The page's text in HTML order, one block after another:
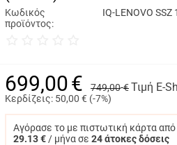
Κωδικός
προϊόντος:
IQ-LENOVO SSZ
699,00€ 749,00 €Τιμή E-
Κερδίζεις: 50,00 € (-7%)
Αγόρασε το με πιστωτική κάρτα από
29.13 € / μήνα σε 24 άτοκες δόσεις